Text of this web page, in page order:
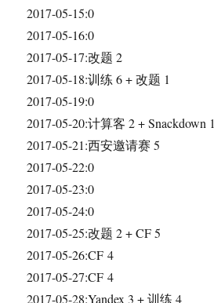
2017-05-15:0
2017-05-16:0
2017-05-17:改题 2
2017-05-18:训练 6 + 改题 1
2017-05-19:0
2017-05-20:计算客 2 + Snackdown 1
2017-05-21:西安邀请赛 5
2017-05-22:0
2017-05-23:0
2017-05-24:0
2017-05-25:改题 2 + CF 5
2017-05-26:CF 4
2017-05-27:CF 4
2017-05-28:Yandex 3 + 训练 4